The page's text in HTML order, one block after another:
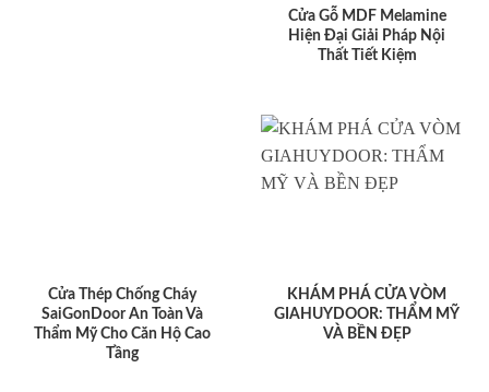
Cửa Gỗ MDF Melamine
Hiện Đại Giải Pháp Nội
Thất Tiết Kiệm
Cửa Thép Chống Cháy
SaiGonDoor An Toàn Và
Thẩm Mỹ Cho Căn Hộ Cao
Tầng
KHÁM PHÁ CỬA VÒM
GIAHUYDOOR: THẨM MỸ
VÀ BỀN ĐẸP